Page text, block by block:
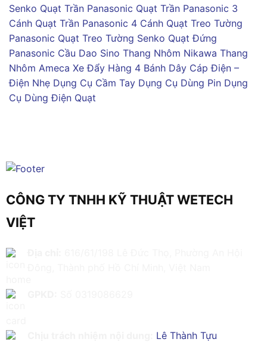
Senko Quạt Trần Panasonic Quạt Trần Panasonic 3
Cánh Quạt Trần Panasonic 4 Cánh Quạt Treo Tường
Panasonic Quạt Treo Tường Senko Quạt Đứng
Panasonic Cầu Dao Sino Thang Nhôm Nikawa Thang
Nhôm Ameca Xe Đẩy Hàng 4 Bánh Dây Cáp Điện –
Điện Nhẹ Dụng Cụ Cầm Tay Dụng Cụ Dùng Pin Dụng
Cụ Dùng Điện Quạt
CÔNG TY TNHH KỸ THUẬT WETECH
VIỆT
Lê Thành Tựu